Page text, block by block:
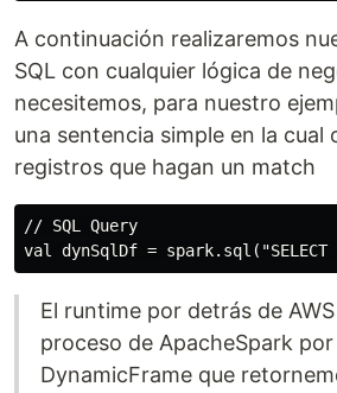
A continuación realizaremos
SQL con cualquier lógica de
necesitemos, para nuestro
una sentencia simple en la
registros que hagan un match
// SQL Query
El runtime por detrás de
proceso de ApacheSpark
DynamicFrame que